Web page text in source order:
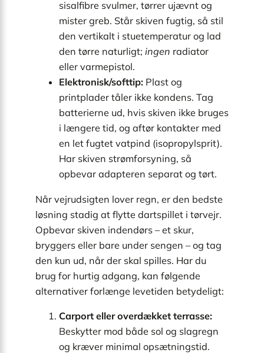
sisalfibre svulmer, tørrer ujævnt og
mister greb. Står skiven fugtig, så stil
den vertikalt i stuetemperatur og lad
den tørre naturligt; ingen radiator
eller varmepistol.
Elektronisk/softtip: Plast og
printplader tåler ikke kondens. Tag
batterierne ud, hvis skiven ikke bruges
i længere tid, og aftør kontakter med
en let fugtet vatpind (isopropylsprit).
Har skiven strømforsyning, så
opbevar adapteren separat og tørt.
Når vejrudsigten lover regn, er den bedste
løsning stadig at flytte dartspillet i tørvejr.
Opbevar skiven indendørs – et skur,
bryggers eller bare under sengen – og tag
den kun ud, når der skal spilles. Har du
brug for hurtig adgang, kan følgende
alternativer forlænge levetiden betydeligt:
Carport eller overdækket terrasse:
Beskytter mod både sol og slagregn
og kræver minimal opsætningstid.